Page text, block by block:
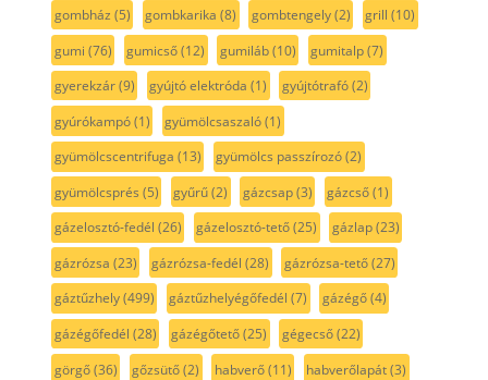
gombház (5) gombkarika (8) gombtengely(2) grill (10)
gumi (76) gumicső(12) gumiláb(10) gumitalp(7)
gyerekzár(9) gyújtó elektróda (1) gyújtótrafó(2)
gyúrókampó(1) gyümölcsaszaló(1)
gyümölcscentrifuga (13) gyümölcs passzírozó(2)
gyümölcsprés (5) gyűrű(2) gázcsap(3) gázcső(1)
gázelosztó-fedél (26) gázelosztó-tető(25) gázlap(23)
gázrózsa (23) gázrózsa-fedél (28) gázrózsa-tető(27)
gáztűzhely(499) gáztűzhelyégőfedél (7) gázégő(4)
gázégőfedél (28) gázégőtető(25) gégecső(22)
görgő(36) gőzsütő(2) habverő(11) habverőlapát(3)